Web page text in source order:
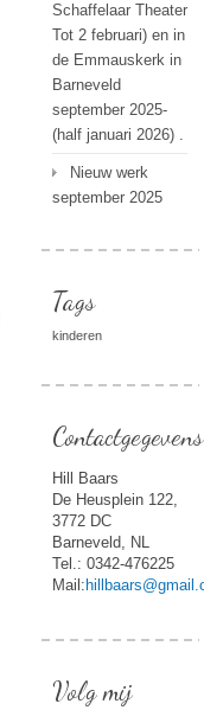
Schaffelaar Theater
Tot 2 februari) en in
de Emmauskerk in
Barneveld
september 2025-
(half januari 2026) .
Nieuw werk
september 2025
Tags
kinderen
Hill Baars
De Heusplein 122,
3772 DC
Barneveld, NL
Tel.: 0342-476225
Mail:
Volg mij